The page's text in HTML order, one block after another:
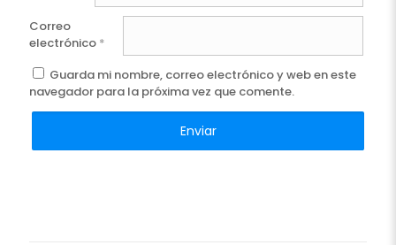
Correo
electrónico *
Guarda mi nombre, correo electrónico y web en este
navegador para la próxima vez que comente.